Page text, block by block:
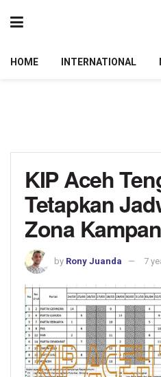
HOME INTERNATIONAL
KIP Aceh
Tetapkan
Zona
by Rony Juanda 7